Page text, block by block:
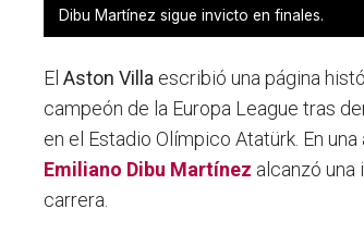
Dibu Martínez sigue invicto en finales.
ElAston Villa escribió una página
campeón de la Europa League tras
en el Estadio Olímpico Atatürk. En
Emiliano Dibu Martínez alcanzó una
carrera.